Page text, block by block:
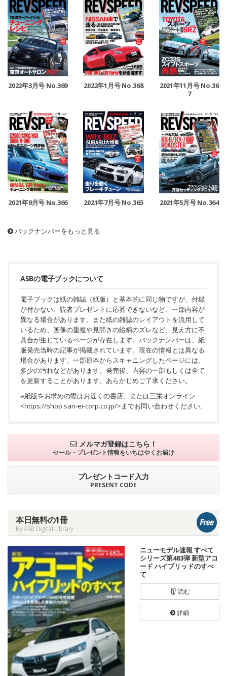
2022年3月号 No.369 2022年1月号 No.368
2021年11月号 No.36
7
2021年9月号 No.366 2021年7月号 No.365 2021年5月号 No.364
バックナンバーをもっと見る
ASBの電子ブックについて
電子ブックは紙の雑誌（紙版）と基本的に同じ物ですが、付録
が付かない、読者プレゼントに応募できないなど、一部内容が
異なる場合があります。また紙の雑誌のレイアウトを流用して
いるため、画像の重複や見開きの絵柄のズレなど、見え方に不
具合が生じているページが存在します。バックナンバーは、紙
版発売当時の記事が掲載されています。現在の情報とは異なる
場合があります。一部原本からスキャニングしたページには、
多少の汚れなどがあります。発売後、内容の一部もしくは全て
を更新することがあります。あらかじめご了承ください。
※紙版をお求めの際はお近くの書店、または三栄オンライン
<https://shop.san-ei-corp.co.jp/>までお問い合わせください。
メルマガ登録はこちら！
セール・プレゼント情報をいちはやくお届け
プレゼントコード入力
PRESENT CODE
本日無料の1冊
By ASB Digital Library
ニューモデル速報 すべて
シリーズ第483弾 新型アコ
ード ハイブリッドのすべ
て
読む
詳細